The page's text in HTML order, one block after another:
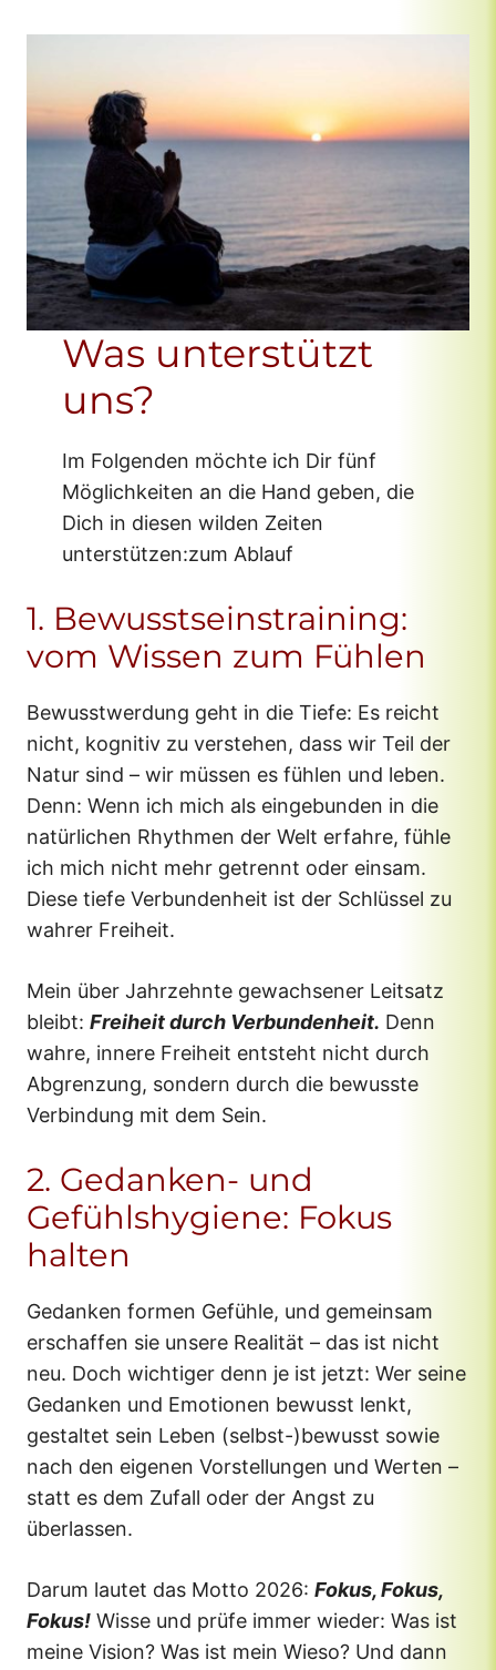
Was unterstützt
uns?
Im Folgenden möchte ich Dir fünf
Möglichkeiten an die Hand geben, die
Dich in diesen wilden Zeiten
unterstützen:zum Ablauf
1. Bewusstseinstraining:
vom Wissen zum Fühlen
Bewusstwerdung geht in die Tiefe: Es reicht
nicht, kognitiv zu verstehen, dass wir Teil der
Natur sind – wir müssen es fühlen und leben.
Denn: Wenn ich mich als eingebunden in die
natürlichen Rhythmen der Welt erfahre, fühle
ich mich nicht mehr getrennt oder einsam.
Diese tiefe Verbundenheit ist der Schlüssel zu
wahrer Freiheit.
Mein über Jahrzehnte gewachsener Leitsatz
bleibt: Freiheit durch Verbundenheit. Denn
wahre, innere Freiheit entsteht nicht durch
Abgrenzung, sondern durch die bewusste
Verbindung mit dem Sein.
2. Gedanken- und
Gefühlshygiene: Fokus
halten
Gedanken formen Gefühle, und gemeinsam
erschaffen sie unsere Realität – das ist nicht
neu. Doch wichtiger denn je ist jetzt: Wer seine
Gedanken und Emotionen bewusst lenkt,
gestaltet sein Leben (selbst-)bewusst sowie
nach den eigenen Vorstellungen und Werten –
statt es dem Zufall oder der Angst zu
überlassen.
Darum lautet das Motto 2026: Fokus, Fokus,
Fokus! Wisse und prüfe immer wieder: Was ist
meine Vision? Was ist mein Wieso? Und dann